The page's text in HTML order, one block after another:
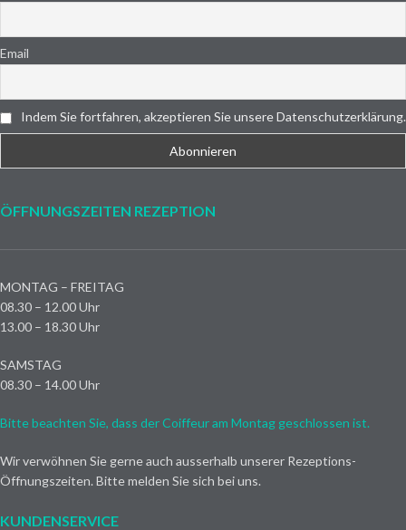
Email
Indem Sie fortfahren, akzeptieren Sie unsere Datenschutzerklärung.
ÖFFNUNGSZEITEN REZEPTION
MONTAG – FREITAG
08.30 – 12.00 Uhr
13.00 – 18.30 Uhr
SAMSTAG
08.30 – 14.00 Uhr
Bitte beachten Sie, dass der Coiffeur am Montag geschlossen ist.
Wir verwöhnen Sie gerne auch ausserhalb unserer Rezeptions-
Öffnungszeiten. Bitte melden Sie sich bei uns.
KUNDENSERVICE